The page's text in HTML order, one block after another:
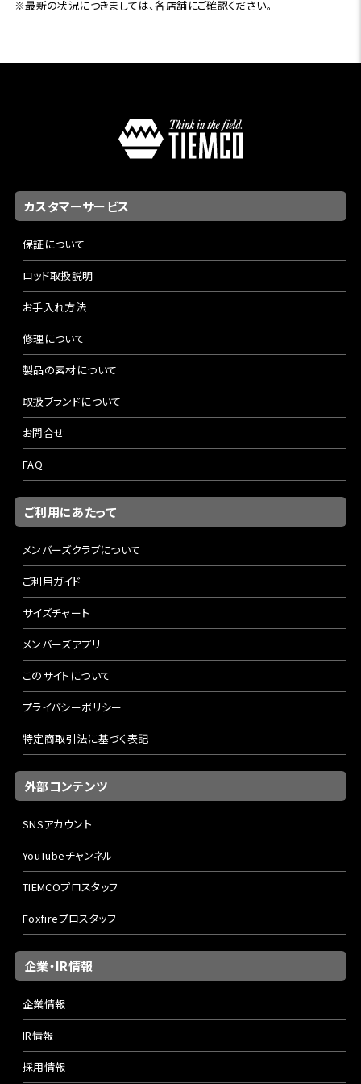
※最新の状況につきましては、各店舗にご確認ください。
カスタマーサービス
保証について
ロッド取扱説明
お手入れ方法
修理について
製品の素材について
取扱ブランドについて
お問合せ
FAQ
ご利用にあたって
メンバーズクラブについて
ご利用ガイド
サイズチャート
メンバーズアプリ
このサイトについて
プライバシーポリシー
特定商取引法に基づく表記
外部コンテンツ
SNSアカウント
YouTubeチャンネル
TIEMCOプロスタッフ
Foxfireプロスタッフ
企業・IR情報
企業情報
IR情報
採用情報